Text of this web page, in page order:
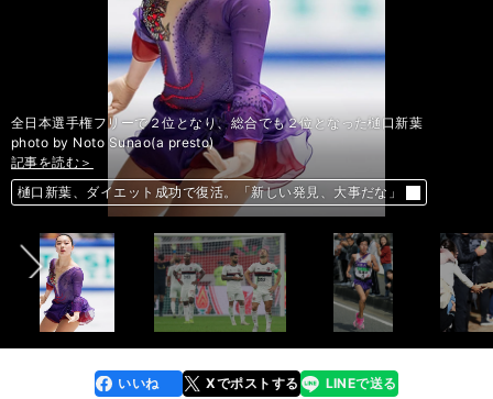
記事を読む＞
渋野日向子ら躍進の「黄金世代」７名が振り返る2019年と来季の野望
記事を読む＞
松沼兄が告白。「西武ドラフト外入団」の真実と「空白の一日」との関係
全日本選手権フリーで２位となり、総合でも２位となった樋口新葉
photo by Noto Sunao(a presto)
記事を読む＞
樋口新葉、ダイエット成功で復活。「新しい発見、大事だな」
記事を読む＞
最強フラメンゴも完敗。南米のクラブが欧州に勝てない理由は明白だ
記事を読む＞
箱根優勝へ駒澤大のカギを握る田澤廉。主力選手の区間配置も考えた
前へ
faceboo
k
いいね Xでポストする
line LINEで送る